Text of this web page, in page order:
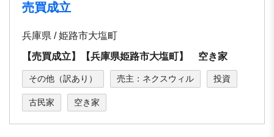
売買成立
兵庫県 / 姫路市大塩町
【売買成立】【兵庫県姫路市大塩町】 空き家
その他（訳あり） 売主：ネクスウィル 投資
古民家 空き家